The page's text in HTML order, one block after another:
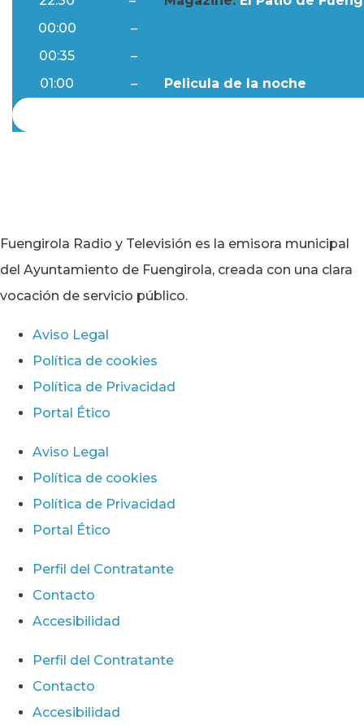
00:00
–
00:35
–
01:00
– Pelicula de la noche
Fuengirola Radio y Televisión es la emisora municipal
del Ayuntamiento de Fuengirola, creada con una clara
vocación de servicio público.
Aviso Legal
Política de cookies
Política de Privacidad
Portal Ético
Aviso Legal
Política de cookies
Política de Privacidad
Portal Ético
Perfil del Contratante
Contacto
Accesibilidad
Perfil del Contratante
Contacto
Accesibilidad